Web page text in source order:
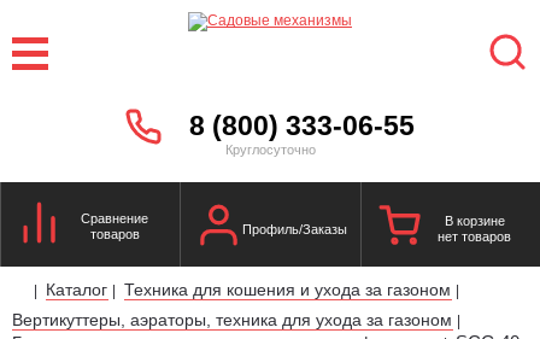
8 (800) 333-06-55
Круглосуточно
Сравнение
товаров
Профиль/Заказы
В корзине
нет товаров
| Каталог | Техника для кошения и ухода за газоном |
Вертикуттеры, аэраторы, техника для ухода за газоном |